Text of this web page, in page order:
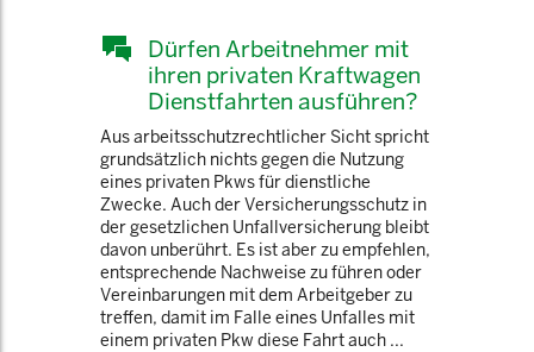
Dürfen Arbeitnehmer mit
ihren privaten Kraftwagen
Dienstfahrten ausführen?
Aus arbeitsschutzrechtlicher Sicht spricht
grundsätzlich nichts gegen die Nutzung
eines privaten Pkws für dienstliche
Zwecke. Auch der Versicherungsschutz in
der gesetzlichen Unfallversicherung bleibt
davon unberührt. Es ist aber zu empfehlen,
entsprechende Nachweise zu führen oder
Vereinbarungen mit dem Arbeitgeber zu
treffen, damit im Falle eines Unfalles mit
einem privaten Pkw diese Fahrt auch ...